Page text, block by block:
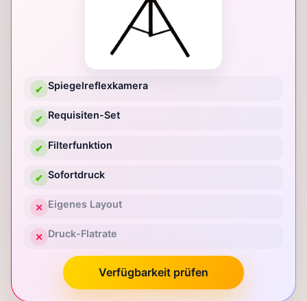
✔ Spiegelreflexkamera
✔ Requisiten-Set
✔ Filterfunktion
✔ Sofortdruck
✕ Eigenes Layout
✕ Druck-Flatrate
Verfügbarkeit prüfen